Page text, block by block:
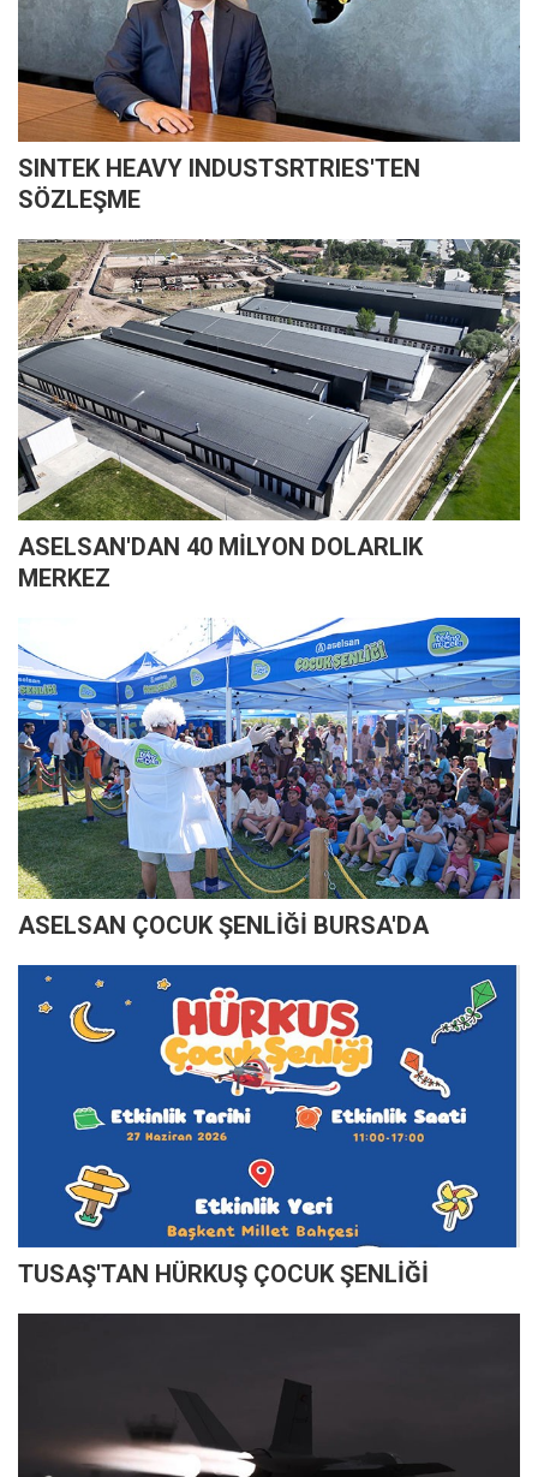
SINTEK HEAVY INDUSTSRTRIES'TEN
SÖZLEŞME
ASELSAN'DAN 40 MİLYON DOLARLIK
MERKEZ
ASELSAN ÇOCUK ŞENLİĞİ BURSA'DA
TUSAŞ'TAN HÜRKUŞ ÇOCUK ŞENLİĞİ